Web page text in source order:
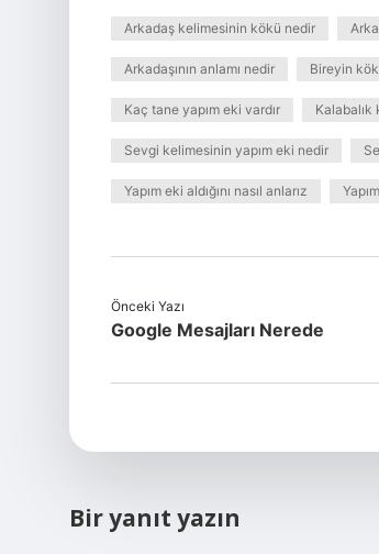
Arkadaş kelimesinin kökü nedir
Arkadaşının anlamı nedir Bireyin
Kaç tane yapım eki vardır Kalabalık
Sevgi kelimesinin yapım eki nedir
Yapım eki aldığını nasıl anlarız
Önceki Yazı
Google Mesajları Nerede
Bir yanıt yazın